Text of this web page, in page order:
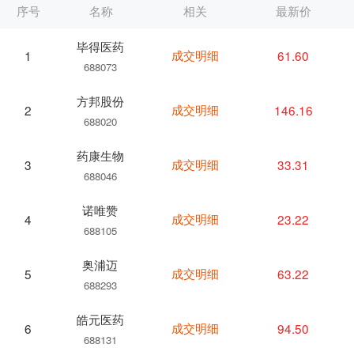
序号 名称
1
毕得医药
688073
2
方邦股份
688020
3
药康生物
688046
4
诺唯赞
688105
5
奥浦迈
688293
6
皓元医药
688131
相关 最新价
成交明细 61.60
成交明细 146.16
成交明细 33.31
成交明细 23.22
成交明细 63.22
成交明细 94.50